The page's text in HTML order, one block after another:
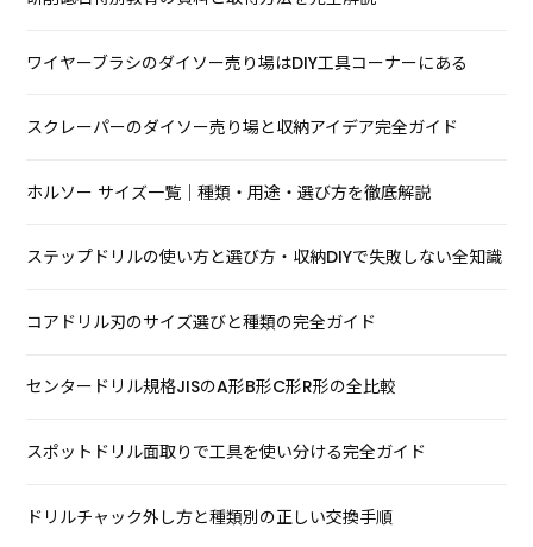
ワイヤーブラシのダイソー売り場はDIY工具コーナーにある
スクレーパーのダイソー売り場と収納アイデア完全ガイド
ホルソー サイズ一覧｜種類・用途・選び方を徹底解説
ステップドリルの使い方と選び方・収納DIYで失敗しない全知識
コアドリル刃のサイズ選びと種類の完全ガイド
センタードリル規格JISのA形B形C形R形の全比較
スポットドリル面取りで工具を使い分ける完全ガイド
ドリルチャック外し方と種類別の正しい交換手順